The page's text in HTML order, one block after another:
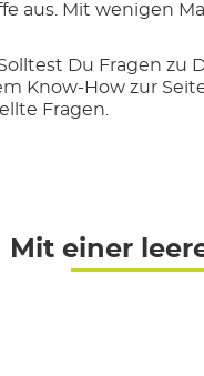
aus. Mit wenigen
Du Fragen
Know-How zur
Fragen.
Mit einer